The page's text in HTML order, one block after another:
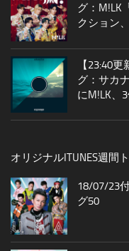
グ：M!LK
クション
【23:40
グ：サカ
にM!LK、
オリジナルITUNES週間
18/07/23
グ50